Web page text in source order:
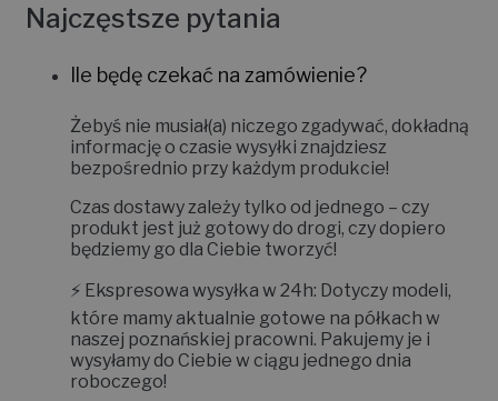
Najczęstsze pytania
Ile będę czekać na zamówienie?
Żebyś nie musiał(a) niczego zgadywać, dokładną
informację o czasie wysyłki znajdziesz
bezpośrednio przy każdym produkcie!
Czas dostawy zależy tylko od jednego – czy
produkt jest już gotowy do drogi, czy dopiero
będziemy go dla Ciebie tworzyć!
⚡ Ekspresowa wysyłka w 24h: Dotyczy modeli,
które mamy aktualnie gotowe na półkach w
naszej poznańskiej pracowni. Pakujemy je i
wysyłamy do Ciebie w ciągu jednego dnia
roboczego!